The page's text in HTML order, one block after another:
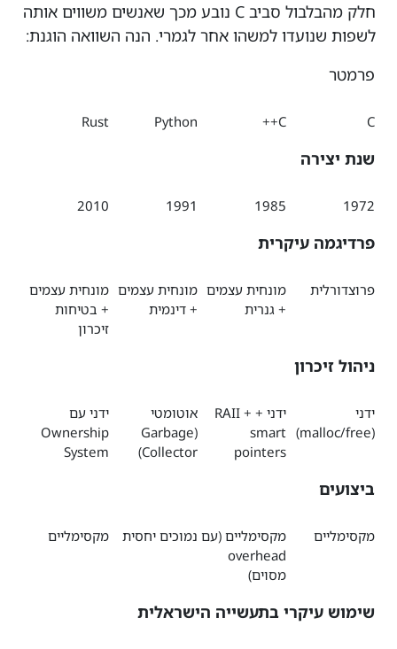
חלק מהבלבול סביב C נובע מכך שאנשים משווים אותה
לשפות שנועדו למשהו אחר לגמרי. הנה השוואה הוגנת:
פרמטר
C
C++
Python
Rust
שנת יצירה
1972
1985
1991
2010
פרדיגמה עיקרית
פרוצדורלית
מונחית עצמים
+ גנרית
מונחית עצמים
+ דינמית
מונחית עצמים
+ בטיחות
זיכרון
ניהול זיכרון
ידני
(malloc/free)
ידני + RAII +
smart
pointers
אוטומטי
(Garbage
Collector)
ידני עם
Ownership
System
ביצועים
מקסימליים
מקסימליים (עם
overhead
מסוים)
נמוכים יחסית מקסימליים
שימוש עיקרי בתעשייה הישראלית